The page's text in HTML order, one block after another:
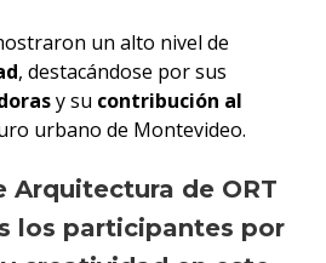
un alto nivel de
, destacándose por sus
y su contribución al
urbano de Montevideo.
Arquitectura de ORT
los participantes por